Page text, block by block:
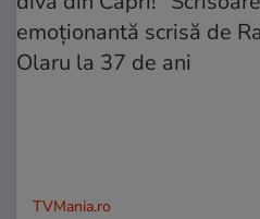
TVMania.ro